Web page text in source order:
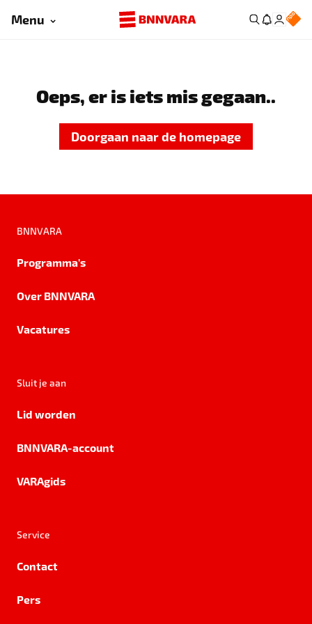
Menu
Oeps, er is iets mis gegaan..
Doorgaan naar de homepage
BNNVARA
Programma's
Over BNNVARA
Vacatures
Sluit je aan
Lid worden
BNNVARA-account
VARAgids
Service
Contact
Pers